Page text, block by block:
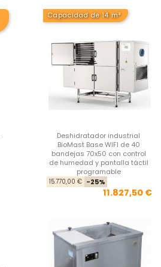
Capacidad de 14 m²
Deshidratador industrial
BioMast Base WIFI de 40
bandejas 70x50 con control
de humedad y pantalla táctil
programable
15.770,00 € -25%
11.827,50 €